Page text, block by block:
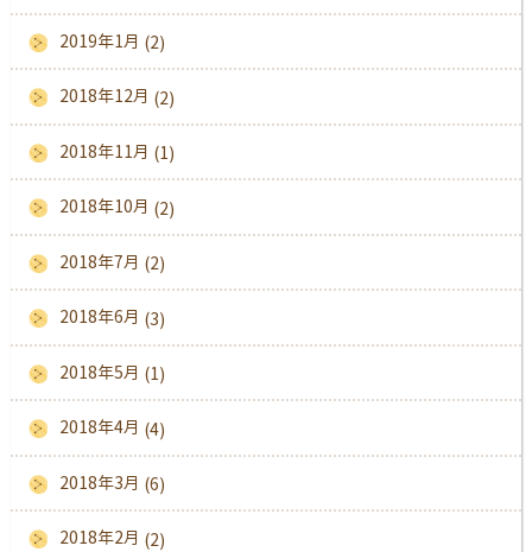
2019年1月 (2)
2018年12月 (2)
2018年11月 (1)
2018年10月 (2)
2018年7月 (2)
2018年6月 (3)
2018年5月 (1)
2018年4月 (4)
2018年3月 (6)
2018年2月 (2)